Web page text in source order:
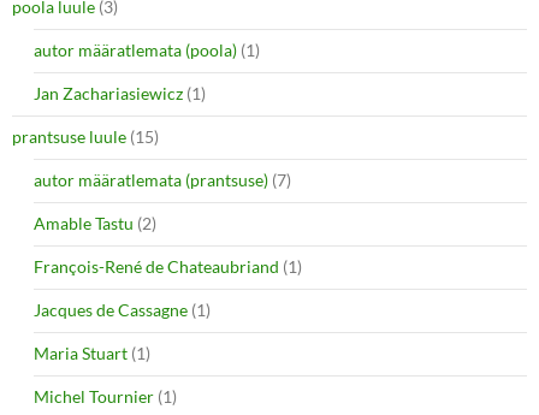
poola luule (3)
autor määratlemata (poola) (1)
Jan Zachariasiewicz (1)
prantsuse luule (15)
autor määratlemata (prantsuse) (7)
Amable Tastu (2)
François-René de Chateaubriand (1)
Jacques de Cassagne (1)
Maria Stuart (1)
Michel Tournier (1)